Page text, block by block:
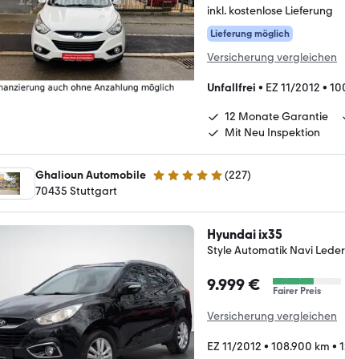
inkl. kostenlose Lieferung
Lieferung möglich
Versicherung vergleichen
Unfallfrei • EZ 11/2012 •
12 Monate Garantie
Mit Neu Inspektion
Ghalioun Automobile 5 Sterne (227)
70435 Stuttgart
Hyundai ix35
Style Automatik Navi
9.999 € Fairer Preis
Versicherung vergleichen
EZ 11/2012 • 108.900 km •